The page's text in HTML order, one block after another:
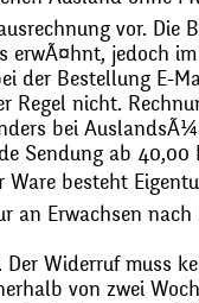
vor.
erwÃ¤hnt, jedoch
der Bestellung E-
Regel nicht.
bei
Sendung ab 40,00
besteht
an Erwachsen
Der Widerruf muss
von zwei